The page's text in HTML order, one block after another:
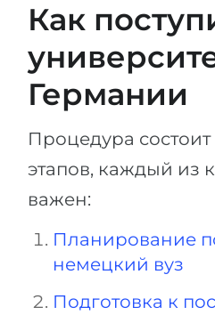
Как
Германии
Процедура
этапов, каждый из
важен:
Планирование
немецкий вуз
Подготовка к